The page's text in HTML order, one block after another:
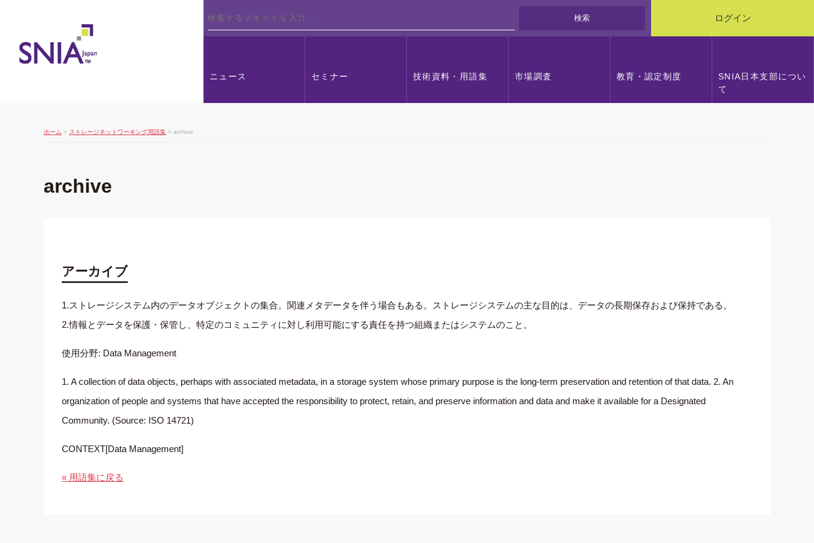
検索 ログイン
ニュース セミナー 技術資料・用語集 市場調査 教育・認定制度
SNIA日本支部につい
て
ホーム > ストレージネットワーキング用語集 > archive
archive
アーカイブ
1.ストレージシステム内のデータオブジェクトの集合。関連メタデータを伴う場合もある。ストレージシステムの主な目的は、データの長期保存および保持である。
2.情報とデータを保護・保管し、特定のコミュニティに対し利用可能にする責任を持つ組織またはシステムのこと。
使用分野: Data Management
1. A collection of data objects, perhaps with associated metadata, in a storage system whose primary purpose is the long-term preservation and retention of that data. 2. An
organization of people and systems that have accepted the responsibility to protect, retain, and preserve information and data and make it available for a Designated
Community. (Source: ISO 14721)
CONTEXT[Data Management]
« 用語集に戻る